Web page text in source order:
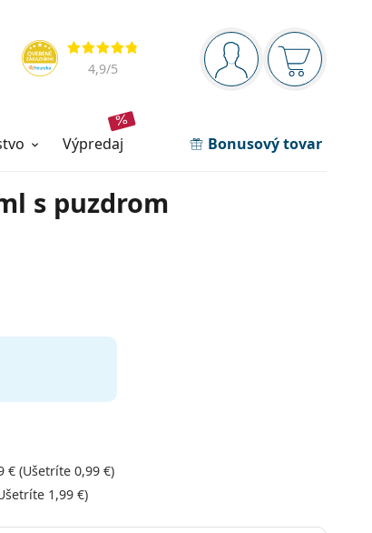
Navigačný panel
ste prihláseníNákupný
Hodnotenia
4,9/5
výpredaj Bonusový tovar
s puzdrom
€(Ušetríte 0,99 €)
1,99 €)